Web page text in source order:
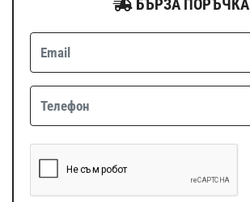
БЪРЗА ПОРЪЧКА